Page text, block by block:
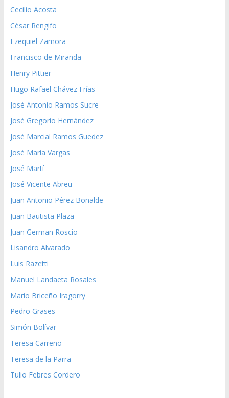
Cecilio Acosta
César Rengifo
Ezequiel Zamora
Francisco de Miranda
Henry Pittier
Hugo Rafael Chávez Frías
José Antonio Ramos Sucre
José Gregorio Hernández
José Marcial Ramos Guedez
José María Vargas
José Martí
José Vicente Abreu
Juan Antonio Pérez Bonalde
Juan Bautista Plaza
Juan German Roscio
Lisandro Alvarado
Luis Razetti
Manuel Landaeta Rosales
Mario Briceño Iragorry
Pedro Grases
Simón Bolívar
Teresa Carreño
Teresa de la Parra
Tulio Febres Cordero